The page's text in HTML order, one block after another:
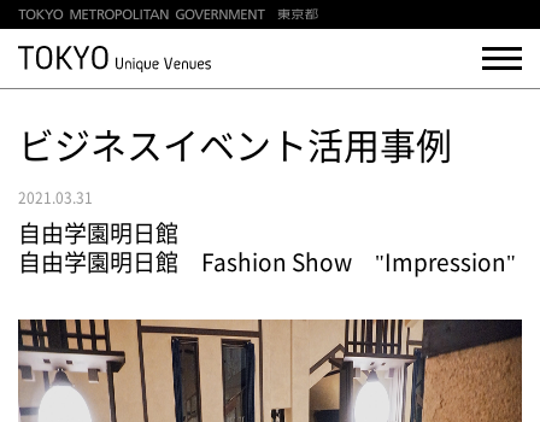
ビジネスイベント活用事例
2021.03.31
自由学園明日館
自由学園明日館 Fashion Show "Impression"